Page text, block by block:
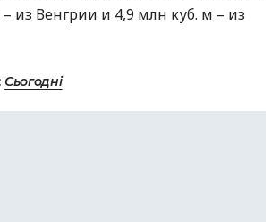
из Венгрии и 4,9 млн куб. м – из
Сьогодні